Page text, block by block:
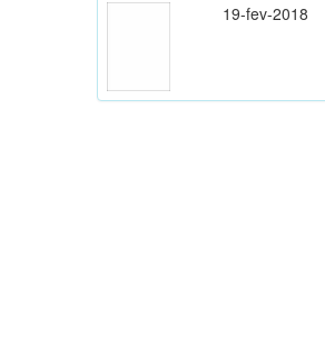
19-fev-2018